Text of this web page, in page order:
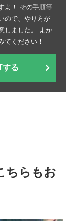
よ！ その手順等
ので、やり方が
しました。 よか
てください！
する
ちらもお